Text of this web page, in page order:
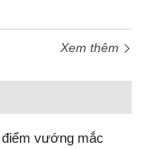
Xem thêm
vướng mắc